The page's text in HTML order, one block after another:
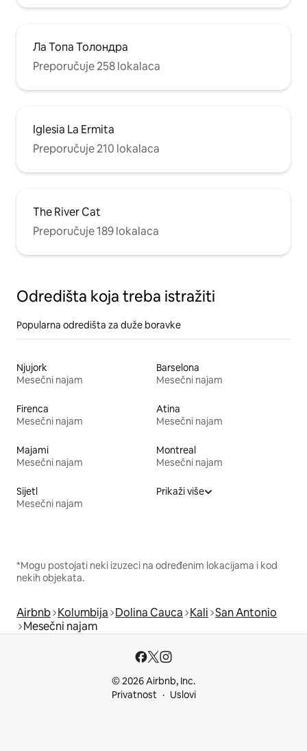
Ла Топа Толондра
Preporučuje 258 lokalaca
Iglesia La Ermita
Preporučuje 210 lokalaca
The River Cat
Preporučuje 189 lokalaca
Odredišta koja treba istražiti
Popularna odredišta za duže boravke
Njujork
Mesečni najam
Barselona
Mesečni najam
Firenca
Mesečni najam
Atina
Mesečni najam
Majami
Mesečni najam
Montreal
Mesečni najam
Sijetl
Mesečni najam
Prikaži više
*Mogu postojati neki izuzeci na određenim lokacijama i kod
nekih objekata.
Airbnb Kolumbija Dolina Cauca Kali San Antonio
Mesečni najam
© 2026 Airbnb, Inc.
Privatnost
Uslovi